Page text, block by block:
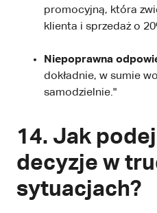
promocyjną, która
klienta i sprzedaż o
Niepoprawna
dokładnie, w sumie
samodzielnie."
14. Jak
decyzje w
sytuacjach?